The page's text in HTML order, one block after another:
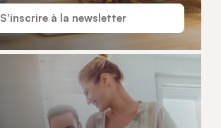
S'inscrire à la newsletter